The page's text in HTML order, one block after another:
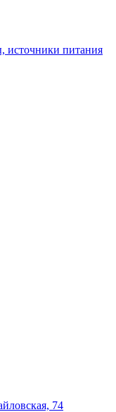
источники питания
74